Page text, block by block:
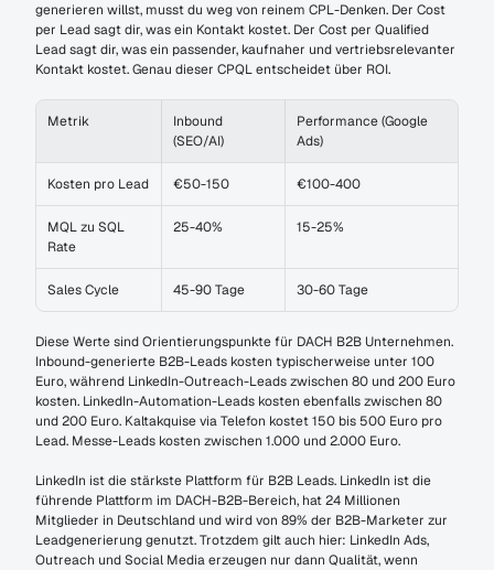
generieren willst, musst du weg von reinem CPL-Denken. Der Cost
per Lead sagt dir, was ein Kontakt kostet. Der Cost per Qualified
Lead sagt dir, was ein passender, kaufnaher und vertriebsrelevanter
Kontakt kostet. Genau dieser CPQL entscheidet über ROI.
Metrik
Inbound
(SEO/AI)
Performance (Google
Ads)
Kosten pro Lead €50-150 €100-400
MQL zu SQL
Rate
25-40% 15-25%
Sales Cycle 45-90 Tage 30-60 Tage
Diese Werte sind Orientierungspunkte für DACH B2B Unternehmen.
Inbound-generierte B2B-Leads kosten typischerweise unter 100
Euro, während LinkedIn-Outreach-Leads zwischen 80 und 200 Euro
kosten. LinkedIn-Automation-Leads kosten ebenfalls zwischen 80
und 200 Euro. Kaltakquise via Telefon kostet 150 bis 500 Euro pro
Lead. Messe-Leads kosten zwischen 1.000 und 2.000 Euro.
LinkedIn ist die stärkste Plattform für B2B Leads. LinkedIn ist die
führende Plattform im DACH-B2B-Bereich, hat 24 Millionen
Mitglieder in Deutschland und wird von 89% der B2B-Marketer zur
Leadgenerierung genutzt. Trotzdem gilt auch hier: LinkedIn Ads,
Outreach und Social Media erzeugen nur dann Qualität, wenn